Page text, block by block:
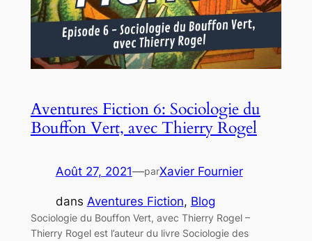
Aventures Fiction 6: Sociologie du
Bouffon Vert, avec Thierry Rogel
Août 27, 2021—parXavier Fournier
dans Aventures Fiction, Blog
Sociologie du Bouffon Vert, avec Thierry Rogel –
Thierry Rogel est l’auteur du livre Sociologie des